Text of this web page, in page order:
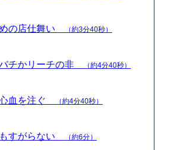
の店仕舞い （約3分40秒）
チかリーチの非 （約4分40秒）
血を注ぐ （約4分40秒）
すがらない （約6分）